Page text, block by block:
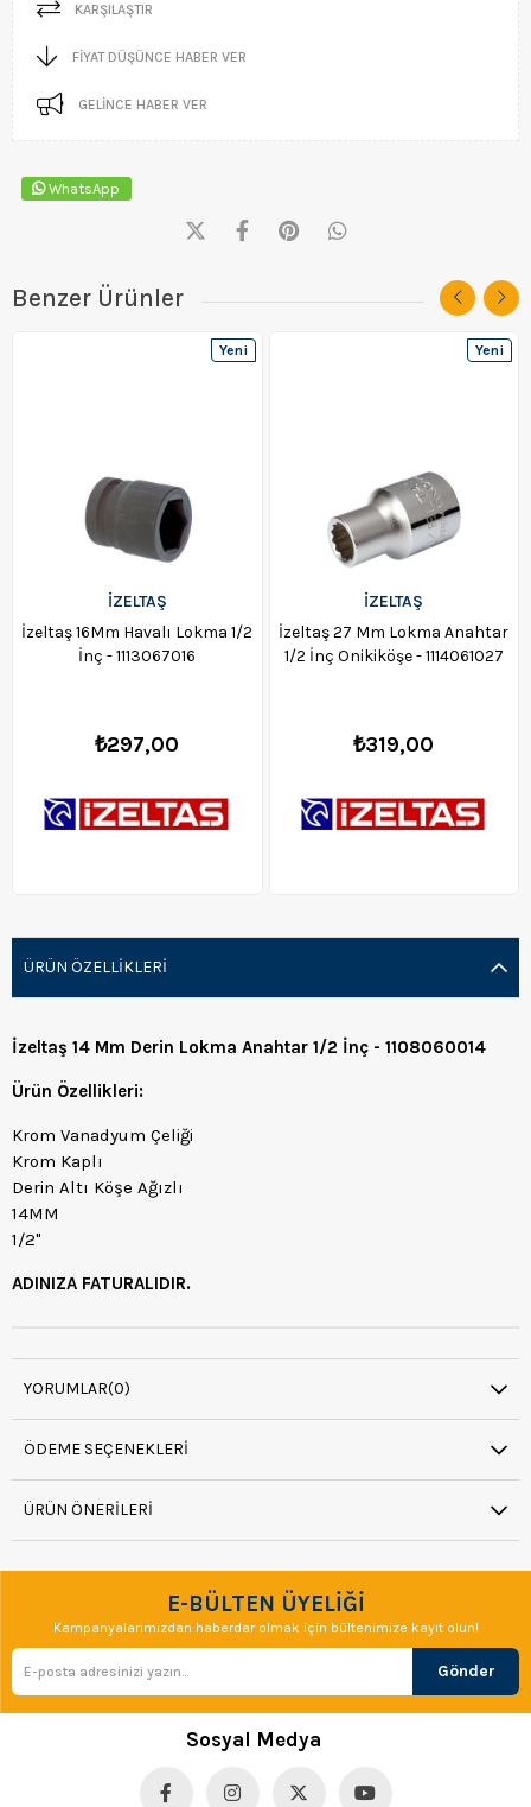
KARŞILAŞTIR
FIYAT DÜŞÜNCE HABER VER
GELINCE HABER VER
WhatsApp
Benzer Ürünler
İZELTAŞ
İzeltaş 16Mm Havalı Lokma 1/2
İnç - 1113067016
₺297,00
Yeni
İZELTAŞ
İzeltaş 27 Mm Lokma Anahtar
1/2 İnç Onikiköşe - 1114061027
₺319,00
Yeni
ÜRÜN ÖZELLIKLERI
İzeltaş 14 Mm Derin Lokma Anahtar 1/2 İnç - 1108060014
Ürün Özellikleri:
Krom Vanadyum Çeliği
Krom Kaplı
Derin Altı Köşe Ağızlı
14MM
1/2"
ADINIZA FATURALIDIR.
YORUMLAR(0)
ÖDEME SEÇENEKLERI
ÜRÜN ÖNERILERI
E-BÜLTEN ÜYELİĞİ
Kampanyalarımızdan haberdar olmak için bültenimize kayıt olun!
Gönder
Sosyal Medya